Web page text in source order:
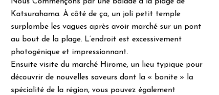
Nous Commençons par une balade à la plage de
Katsurahama. À côté de ça, un joli petit temple
surplombe les vagues après avoir marché sur un pont
au bout de la plage. L’endroit est excessivement
photogénique et impressionnant.
Ensuite visite du marché Hirome, un lieu typique pour
découvrir de nouvelles saveurs dont la « bonite » la
spécialité de la région, vous pouvez également